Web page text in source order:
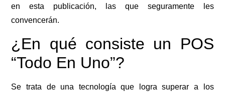
en esta publicación, las que seguramente les
convencerán.
¿En qué consiste un POS
“Todo En Uno”?
Se trata de una tecnología que logra superar a los